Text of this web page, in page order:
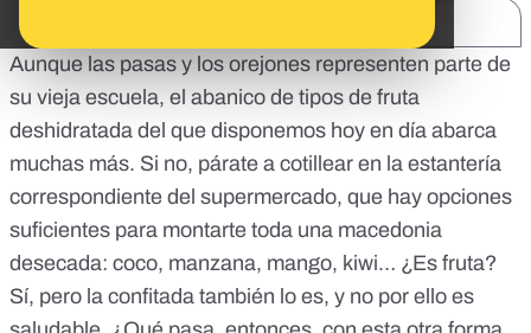
Aunque las pasas y los orejones representen parte de
su vieja escuela, el abanico de tipos de fruta
deshidratada del que disponemos hoy en día abarca
muchas más. Si no, párate a cotillear en la estantería
correspondiente del supermercado, que hay opciones
suficientes para montarte toda una macedonia
desecada: coco, manzana, mango, kiwi… ¿Es fruta?
Sí, pero la confitada también lo es, y no por ello es